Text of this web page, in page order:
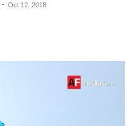
- Oct 12, 2018